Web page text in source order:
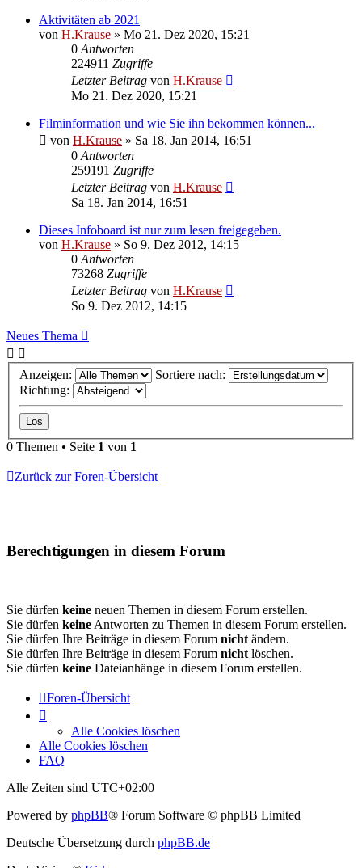
Aktivitäten ab 2021
von H.Krause » Mo 21. Dez 2020, 15:21
0 Antworten
224911 Zugriffe
Letzter Beitrag von H.Krause
Mo 21. Dez 2020, 15:21
Filminformation und wie Sie ihn bekommen können...
von H.Krause » Sa 18. Jan 2014, 16:51
0 Antworten
259191 Zugriffe
Letzter Beitrag von H.Krause
Sa 18. Jan 2014, 16:51
Dieses Infoboard ist nur zum lesen freigegeben.
von H.Krause » So 9. Dez 2012, 14:15
0 Antworten
73268 Zugriffe
Letzter Beitrag von H.Krause
So 9. Dez 2012, 14:15
Neues Thema
Anzeigen:
Sortiere nach:
Richtung:
0 Themen • Seite 1 von 1
Zurück zur Foren-Übersicht
Berechtigungen in diesem Forum
Sie dürfen keine neuen Themen in diesem Forum erstellen.
Sie dürfen keine Antworten zu Themen in diesem Forum erstellen.
Sie dürfen Ihre Beiträge in diesem Forum nicht ändern.
Sie dürfen Ihre Beiträge in diesem Forum nicht löschen.
Sie dürfen keine Dateianhänge in diesem Forum erstellen.
Foren-Übersicht
Alle Cookies löschen
Alle Cookies löschen
FAQ
Alle Zeiten sind UTC+02:00
Powered by phpBB® Forum Software © phpBB Limited
Deutsche Übersetzung durch phpBB.de